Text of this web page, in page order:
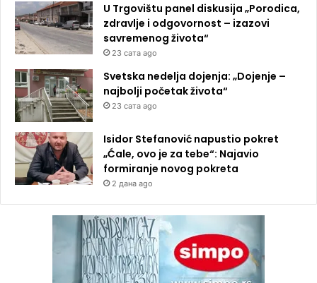
U Trgovištu panel diskusija „Porodica,
zdravlje i odgovornost – izazovi
savremenog života“
23 сата ago
Svetska nedelja dojenja: „Dojenje –
najbolji početak života“
23 сата ago
Isidor Stefanović napustio pokret
„Ćale, ovo je za tebe“: Najavio
formiranje novog pokreta
2 дана ago